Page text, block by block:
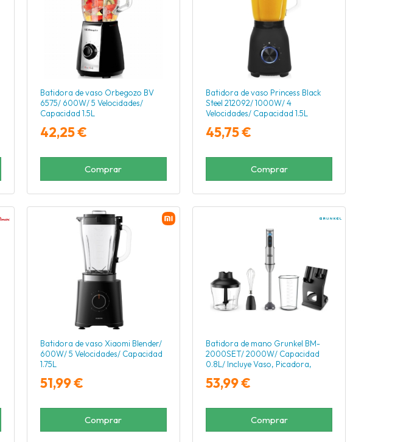
Batidora de vaso Orbegozo BV
6575/ 600W/ 5 Velocidades/
Capacidad 1.5L
42,25 €
Comprar
Batidora de vaso Princess Black
Steel 212092/ 1000W/ 4
Velocidades/ Capacidad 1.5L
45,75 €
Comprar
Batidora de vaso Xiaomi Blender/
600W/ 5 Velocidades/ Capacidad
1.75L
51,99 €
Comprar
Batidora de mano Grunkel BM-
2000SET/ 2000W/ Capacidad
0.8L/ Incluye Vaso, Picadora,
53,99 €
Comprar